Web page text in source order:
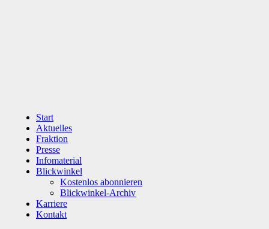
Start
Aktuelles
Fraktion
Presse
Infomaterial
Blickwinkel
Kostenlos abonnieren
Blickwinkel-Archiv
Karriere
Kontakt